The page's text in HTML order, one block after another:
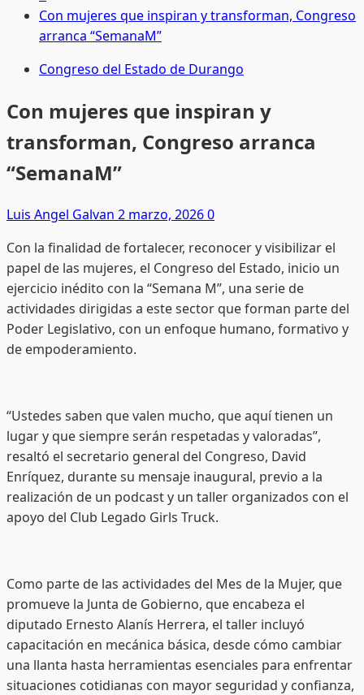
Con mujeres que inspiran y transforman, Congreso
arranca “SemanaM”
Congreso del Estado de Durango
Con mujeres que inspiran y
transforman, Congreso arranca
“SemanaM”
Luis Angel Galvan 2 marzo, 20260
Con la finalidad de fortalecer, reconocer y visibilizar el
papel de las mujeres, el Congreso del Estado, inicio un
ejercicio inédito con la “Semana M”, una serie de
actividades dirigidas a este sector que forman parte del
Poder Legislativo, con un enfoque humano, formativo y
de empoderamiento.
“Ustedes saben que valen mucho, que aquí tienen un
lugar y que siempre serán respetadas y valoradas”,
resaltó el secretario general del Congreso, David
Enríquez, durante su mensaje inaugural, previo a la
realización de un podcast y un taller organizados con el
apoyo del Club Legado Girls Truck.
Como parte de las actividades del Mes de la Mujer, que
promueve la Junta de Gobierno, que encabeza el
diputado Ernesto Alanís Herrera, el taller incluyó
capacitación en mecánica básica, desde cómo cambiar
una llanta hasta herramientas esenciales para enfrentar
situaciones cotidianas con mayor seguridad y confianza,